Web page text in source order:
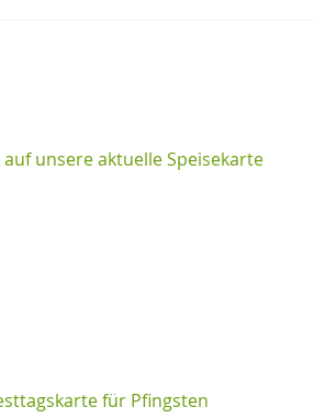
unsere aktuelle Speisekarte
für Pfingsten